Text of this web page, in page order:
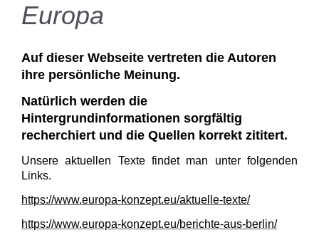
Europa
Auf dieser Webseite vertreten die Autoren
ihre persönliche Meinung.
Natürlich werden die
Hintergrundinformationen sorgfältig
recherchiert und die Quellen korrekt zititert.
Unsere aktuellen Texte findet man unter folgenden
Links.
https://www.europa-konzept.eu/aktuelle-texte/
https://www.europa-konzept.eu/berichte-aus-berlin/